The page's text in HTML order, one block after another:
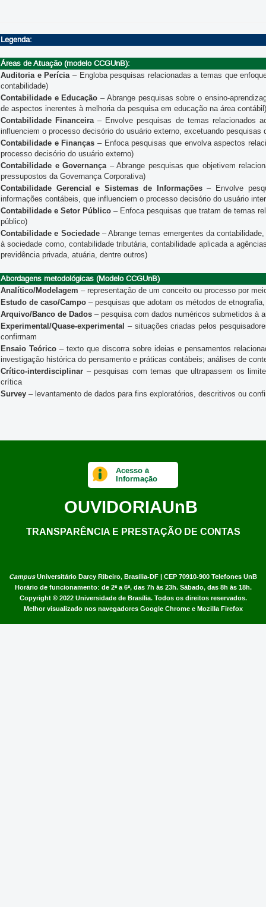
Legenda:
Áreas de Atuação (modelo CCGUnB):
Auditoria e Perícia – Engloba pesquisas relacionadas a temas que
contabilidade)
Contabilidade e Educação – Abrange pesquisas sobre o ensino-
de aspectos inerentes à melhoria da pesquisa em educação na área contábil)
Contabilidade Financeira – Envolve pesquisas de temas relacionados
influenciem o processo decisório do usuário externo, excetuando
Contabilidade e Finanças – Enfoca pesquisas que envolva aspectos
processo decisório do usuário externo)
Contabilidade e Governança – Abrange pesquisas que objetivem
pressupostos da Governança Corporativa)
Contabilidade Gerencial e Sistemas de Informações– Envolve
informações contábeis, que influenciem o processo decisório do usuário
Contabilidade e Setor Público – Enfoca pesquisas que tratam de temas
público)
Contabilidade e Sociedade– Abrange temas emergentes da
à sociedade como, contabilidade tributária, contabilidade aplicada a
previdência privada, atuária, dentre outros)
Abordagens metodológicas (Modelo CCGUnB)
Analítico/Modelagem – representação de um conceito ou processo por
Estudo de caso/Campo – pesquisas que adotam os métodos de
Arquivo/Banco de Dados – pesquisa com dados numéricos submetidos à
Experimental/Quase-experimental – situações criadas pelos
confirmam
Ensaio Teórico– texto que discorra sobre ideias e pensamentos
investigação histórica do pensamento e práticas contábeis; análises de
Crítico-interdisciplinar – pesquisas com temas que ultrapassem os
crítica
Survey – levantamento de dados para fins exploratórios, descritivos ou
CampusUniversitário Darcy Ribeiro, Brasília-DF | CEP 70910-900 Telefones UnB
Horário de funcionamento: de 2ª a 6ª, das 7h às 23h. Sábado, das 8h às 18h.
Copyright © 2022 Universidade de Brasília. Todos os direitos reservados.
Melhor visualizado nos navegadores Google Chrome e Mozilla Firefox
Acesso à
Informação
OUVIDORIAUnB
TRANSPARÊNCIA E PRESTAÇÃO DE CONTAS